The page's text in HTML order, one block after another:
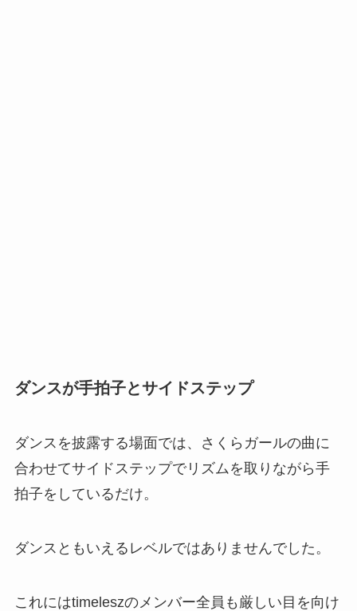
ダンスが手拍子とサイドステップ
ダンスを披露する場面では、さくらガールの曲に
合わせてサイドステップでリズムを取りながら手
拍子をしているだけ。
ダンスともいえるレベルではありませんでした。
これにはtimeleszのメンバー全員も厳しい目を向け